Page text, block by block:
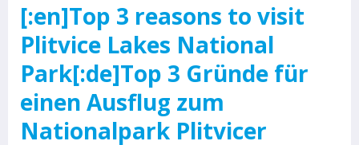
[:en]Top 3 reasons to visit
Plitvice Lakes National
Park[:de]Top 3 Gründe für
einen Ausflug zum
Nationalpark Plitvicer